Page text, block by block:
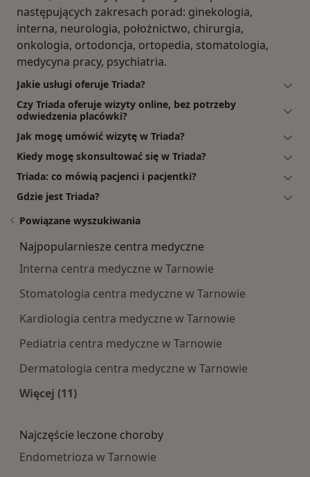
następujących zakresach porad: ginekologia,
interna, neurologia, położnictwo, chirurgia,
onkologia, ortodoncja, ortopedia, stomatologia,
medycyna pracy, psychiatria.
Jakie usługi oferuje Triada?
Czy Triada oferuje wizyty online, bez potrzeby
odwiedzenia placówki?
Jak mogę umówić wizytę w Triada?
Kiedy mogę skonsultować się w Triada?
Triada: co mówią pacjenci i pacjentki?
Gdzie jest Triada?
Powiązane wyszukiwania
Najpopularniesze centra medyczne
Interna centra medyczne w Tarnowie
Stomatologia centra medyczne w Tarnowie
Kardiologia centra medyczne w Tarnowie
Pediatria centra medyczne w Tarnowie
Dermatologia centra medyczne w Tarnowie
Więcej (11)
Najczęście leczone choroby
Endometrioza w Tarnowie